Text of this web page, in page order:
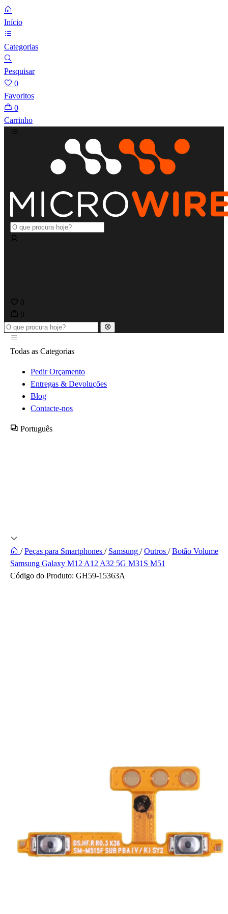
Início
Categorias
Pesquisar
0
Favoritos
0
Carrinho
0
0
Todas as Categorias
Pedir Orçamento
Entregas & Devoluções
Blog
Contacte-nos
Português
/ Peças para Smartphones / Samsung / Outros / Botão Volume
Samsung Galaxy M12 A12 A32 5G M31S M51
Código do Produto: GH59-15363A